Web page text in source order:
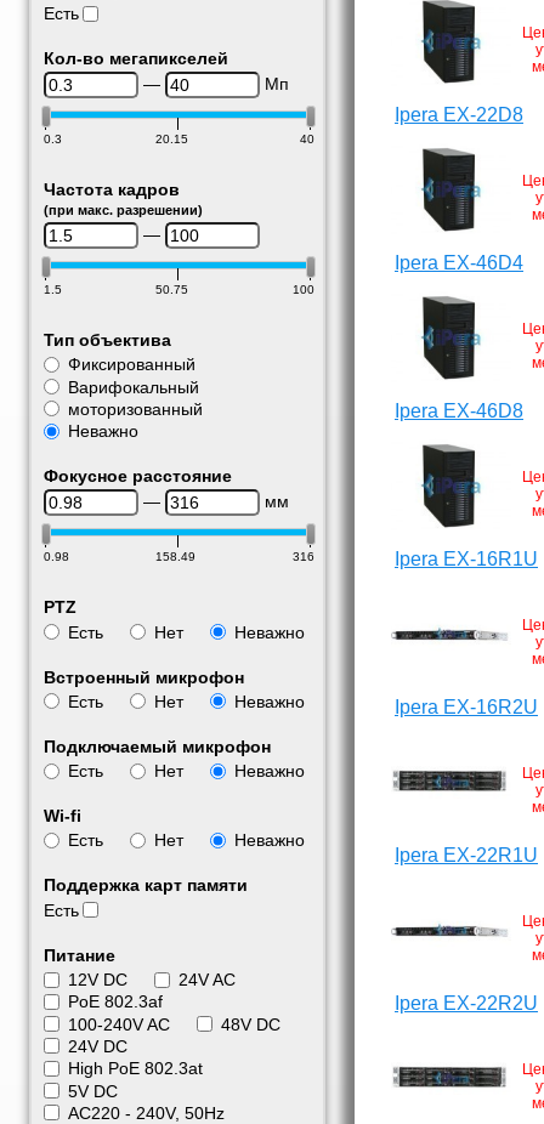
Есть
Кол-во мегапикселей
—
Мп
0.3 20.15 40
Частота кадров
(при макс. разрешении)
—
1.5 50.75 100
Тип объектива
Фиксированный
Варифокальный
моторизованный
Неважно
Фокусное расстояние
—
мм
0.98 158.49 316
PTZ
Есть
Нет Неважно
Встроенный микрофон
Есть
Нет Неважно
Подключаемый микрофон
Есть
Нет Неважно
Wi-fi
Есть
Нет Неважно
Поддержка карт памяти
Есть
Питание
12V DC
24V AC
PoE 802.3af
100-240V AC
48V DC
24V DC
High PoE 802.3at
5V DC
АС220 - 240V, 50Hz
Ipera EX-22D8
Ipera EX-46D4
Ipera EX-46D8
Ipera EX-16R1U
Ipera EX-16R2U
Ipera EX-22R1U
Ipera EX-22R2U